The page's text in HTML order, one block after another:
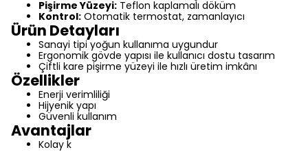
Pişirme Yüzeyi: Teflon kaplamalı döküm
Kontrol: Otomatik termostat, zamanlayıcı
Ürün Detayları
Sanayi tipi yoğun kullanıma uygundur
Ergonomik gövde yapısı ile kullanıcı dostu tasarım
Çiftli kare pişirme yüzeyi ile hızlı üretim imkânı
Özellikler
Enerji verimliliği
Hijyenik yapı
Güvenli kullanım
Avantajlar
Kolay k